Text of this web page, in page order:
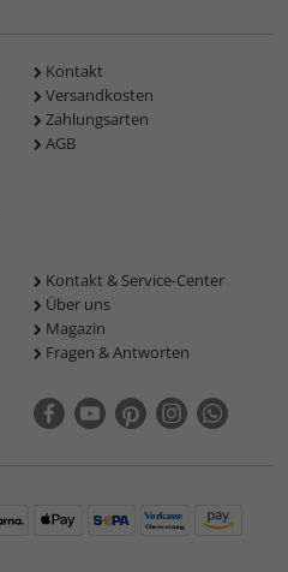
Kontakt
Versandkosten
Zahlungsarten
AGB
Kontakt & Service-Center
Über uns
Magazin
Fragen & Antworten